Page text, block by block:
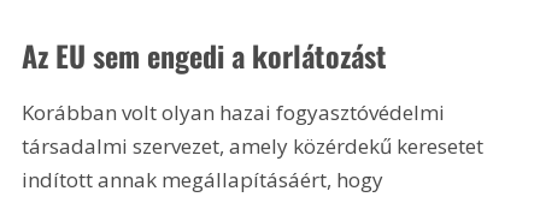
Az EU sem engedi a korlátozást
Korábban volt olyan hazai fogyasztóvédelmi
társadalmi szervezet, amely közérdekű keresetet
indított annak megállapításáért, hogy